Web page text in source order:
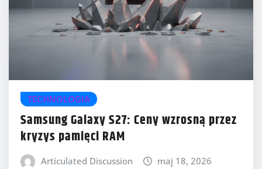
TECHNOLOGIA
Samsung Galaxy S27: Ceny wzrosną przez
kryzys pamięci RAM
Articulated Discussion maj 18, 2026